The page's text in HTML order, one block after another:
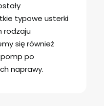
typowe usterki
rodzaju
się również
po
naprawy.